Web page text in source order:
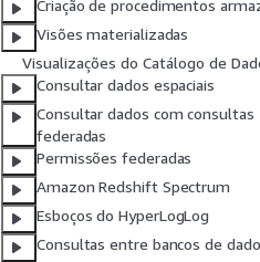
Criação de procedimentos
Visões materializadas
Visualizações do Catálogo de
Consultar dados espaciais
Consultar dados com consultas
federadas
Permissões federadas
Amazon Redshift Spectrum
Esboços do HyperLogLog
Consultas entre bancos de